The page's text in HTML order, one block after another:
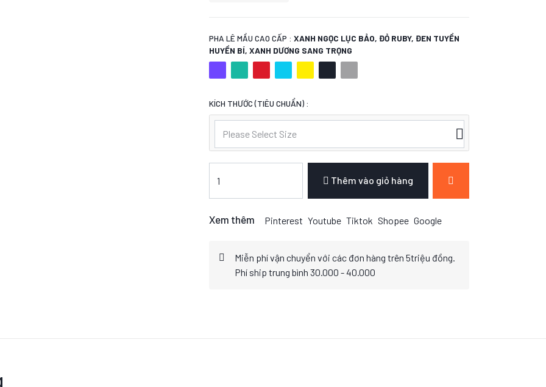
PHA LÊ MẦU CAO CẤP : XANH NGỌC LỤC BẢO, ĐỎ RUBY, ĐEN TUYỀN
HUYỀN BÍ, XANH DƯƠNG SANG TRỌNG
KÍCH THƯỚC (TIÊU CHUẨN) :
Please Select Size
Thêm vào giỏ hàng
Xem thêm Pinterest Youtube Tiktok Shopee Google
Miễn phí vận chuyển với các đơn hàng trên 5triệu đồng.
Phí ship trung bình 30.000 - 40.000